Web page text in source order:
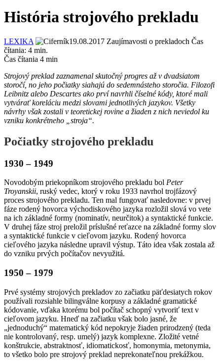
História strojového prekladu
LEXIKA 19.08.2017 Zaujímavosti o prekladoch Čas
čítania: 4 min.
Čas čítania 4 min
Strojový preklad zaznamenal skutočný progres až v dvadsiatom
storočí, no jeho počiatky siahajú do sedemnásteho storočia. Filozofi
Leibnitz alebo Descartes ako prví navrhli číselné kódy, ktoré mali
vytvárať koreláciu medzi slovami jednotlivých jazykov. Všetky
návrhy však zostali v teoretickej rovine a žiaden z nich neviedol ku
vzniku konkrétneho „stroja“.
Počiatky strojového prekladu
1930 – 1949
Novodobým priekopníkom strojového prekladu bol Peter
Troyanskii, ruský vedec, ktorý v roku 1933 navrhol trojfázový
proces strojového prekladu. Ten mal fungovať nasledovne: v prvej
fáze rodený hovorca východiskového jazyka rozložil slová vo vete
na ich základné formy (nominatív, neurčitok) a syntaktické funkcie.
V druhej fáze stroj preložil príslušné reťazce na základné formy slov
a syntaktické funkcie v cieľovom jazyku. Rodený hovorca
cieľového jazyka následne upravil výstup. Táto idea však zostala až
do vzniku prvých počítačov nevyužitá.
1950 – 1979
Prvé systémy strojových prekladov zo začiatku päťdesiatych rokov
používali rozsiahle bilingválne korpusy a základné gramatické
kódovanie, vďaka ktorému bol počítač schopný vytvoriť text v
cieľovom jazyku. Hneď na začiatku však bolo jasné, že
„jednoduchý“ matematický kód nepokryje žiaden prirodzený (teda
nie kontrolovaný, resp. umelý) jazyk komplexne. Zložité vetné
konštrukcie, abstraktnosť, idiomatickosť, homonymia, metonymia,
to všetko bolo pre strojový preklad neprekonateľnou prekážkou.